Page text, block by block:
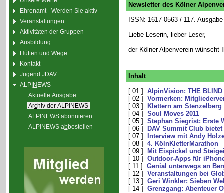
Ehrenamt - Werden Sie aktiv
Veranstaltungen
Aktivitäten der Gruppen
Ausbildung
Hütten und Wege
Kontakt
Jugend JDAV
ALPINEWS
Aktuelle Ausgabe
Archiv der ALPINEWS
ALPINEWS abonnieren
ALPINEWS abbestellen
Newsletter des Kölner
ISSN: 1617-0563 / 117.
Liebe Leserin, lieber Leser,
der Kölner Alpenverein wünscht
Inhalt
[ 01 ] AlpinVision: THE
[ 02 ] Vormerken:
[ 03 ]
Klettern am Stenzelberg
[ 04 ] Soul Moves 2011
[ 05 ] Stephan Siegrist: Erste
[ 06 ]
DAV Summit Club
[ 07 ]
Interview mit Andy
[ 08 ] 4. KölnKletterMarathon
[ 09 ]
Mit Eispickel und
[ 10 ] Outdoor-Apps für
[ 11 ] Genial unterwegs an
[ 12 ] Veranstaltungen bei
[ 13 ] Geri Winkler: Sieben
[ 14 ] Grenzgang: Abenteuer